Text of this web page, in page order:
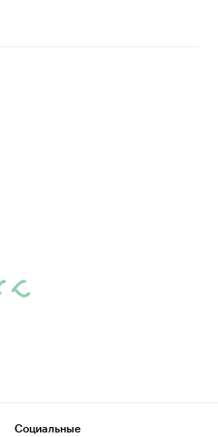
Социальные